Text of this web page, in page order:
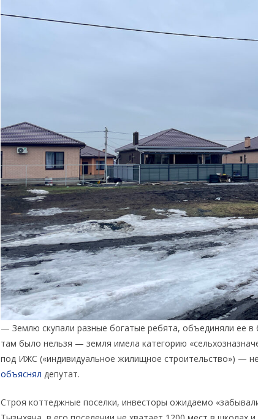
— Землю скупали разные богатые ребята, объединяли ее
там было нельзя — земля имела категорию
под ИЖС («индивидуальное жилищное строительство») —
объяснял депутат.
Строя коттеджные поселки, инвесторы ожидаемо